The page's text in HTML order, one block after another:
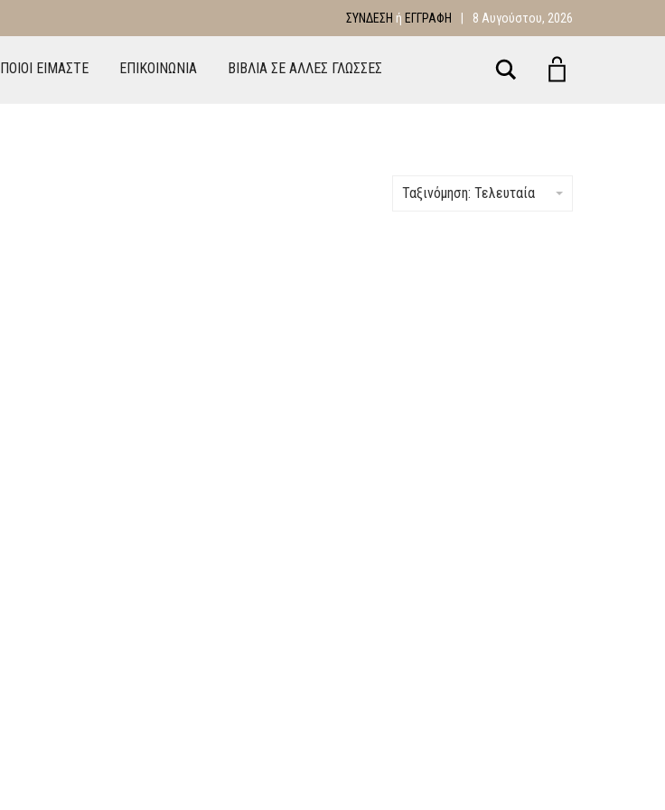
ΣΎΝΔΕΣΗ ή ΕΓΓΡΑΦΉ 8 Αυγούστου, 2026
ΠΟΙΟΙ ΕΙΜΑΣΤΕ ΕΠΙΚΟΙΝΩΝΙΑ ΒΙΒΛΙΑ ΣΕ ΑΛΛΕΣ ΓΛΩΣΣΕΣ Αναζήτηση
Ταξινόμηση: Τελευταία